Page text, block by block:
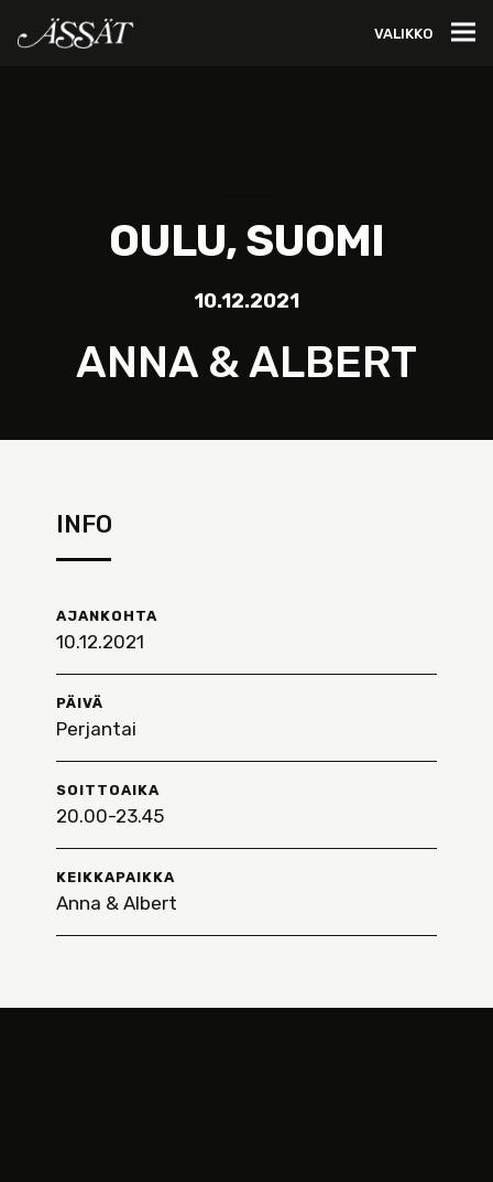
VALIKKO
OULU, SUOMI
10.12.2021
ANNA & ALBERT
INFO
AJANKOHTA
10.12.2021
PÄIVÄ
Perjantai
SOITTOAIKA
20.00-23.45
KEIKKAPAIKKA
Anna & Albert